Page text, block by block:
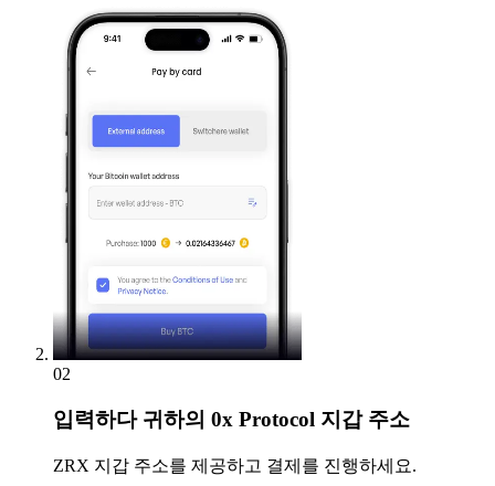
02
입력하다귀하의 0x Protocol 지갑 주소
ZRX 지갑 주소를 제공하고 결제를 진행하세요.